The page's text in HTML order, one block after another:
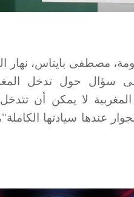
مصطفى بايتاس، نهار
سؤال حول تدخل
لا يمكن أن تتدخل
عندها سيادتها